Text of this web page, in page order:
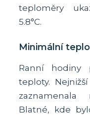
teploměry
5.8°C.
Minimální
Ranní hodiny
teploty.
Blatné, kde